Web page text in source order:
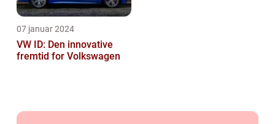
07 januar 2024
VW ID: Den innovative
fremtid for Volkswagen